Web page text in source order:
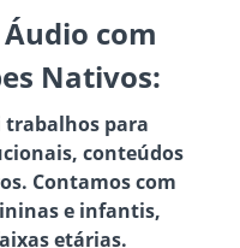
com
Nativos:
para
conteúdos
Contamos com
e infantis,
etárias.